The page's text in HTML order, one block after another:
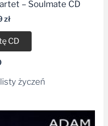
– Soulmate CD
zł
CD
życzeń